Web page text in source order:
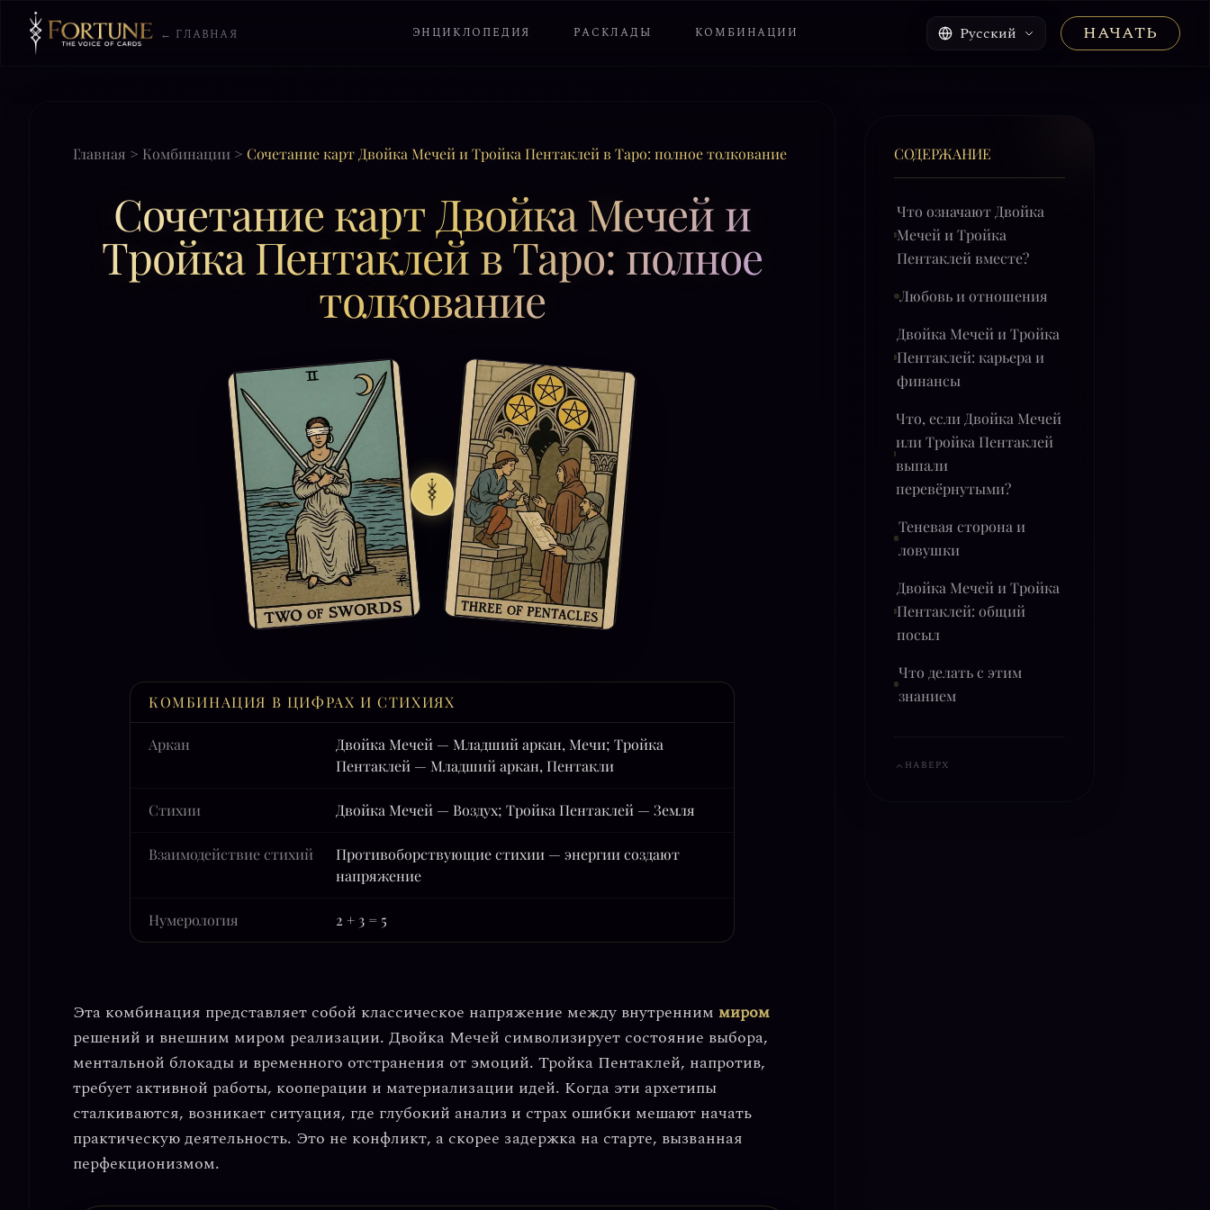
← ГЛАВНАЯ ЭНЦИКЛОПЕДИЯ РАСКЛАДЫ КОМБИНАЦИИ Русский НАЧАТЬ
Главная > Комбинации > Сочетание карт Двойка Мечей и Тройка Пентаклей в Таро: полное толкование
Сочетание карт Двойка Мечей и
Тройка Пентаклей в Таро: полное
толкование
КОМБИНАЦИЯ В ЦИФРАХ И СТИХИЯХ
Аркан
Двойка Мечей — Младший аркан, Мечи; Тройка
Пентаклей — Младший аркан, Пентакли
Стихии Двойка Мечей — Воздух; Тройка Пентаклей — Земля
Взаимодействие стихий
Противоборствующие стихии — энергии создают
напряжение
Нумерология 2 + 3 = 5
Эта комбинация представляет собой классическое напряжение между внутренним миром
решений и внешним миром реализации. Двойка Мечей символизирует состояние выбора,
ментальной блокады и временного отстранения от эмоций. Тройка Пентаклей, напротив,
требует активной работы, кооперации и материализации идей. Когда эти архетипы
сталкиваются, возникает ситуация, где глубокий анализ и страх ошибки мешают начать
практическую деятельность. Это не конфликт, а скорее задержка на старте, вызванная
перфекционизмом.
СОДЕРЖАНИЕ
Что означают Двойка
Мечей и Тройка
Пентаклей вместе?
Любовь и отношения
Двойка Мечей и Тройка
Пентаклей: карьера и
финансы
Что, если Двойка Мечей
или Тройка Пентаклей
выпали
перевёрнутыми?
Теневая сторона и
ловушки
Двойка Мечей и Тройка
Пентаклей: общий
посыл
Что делать с этим
знанием
НАВЕРХ